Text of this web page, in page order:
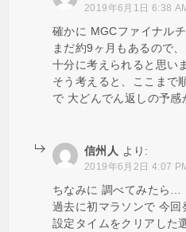
2019年6月1日 6:38
確かに MGCファイナル
まだ約9ヶ月もあるので
十分に考えられると思い
そう考えると、ここまで
で 大どんでん返しの予感
信州人 より:
2019年6月2日 4:07
ちなみに 調べてみたら…
過去に初マラソンで 今
設定タイムをクリアした